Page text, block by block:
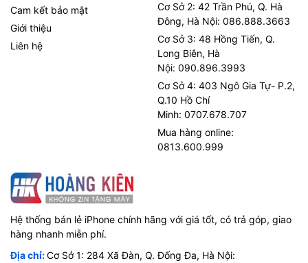
Cam kết bảo mật
Giới thiệu
Liên hệ
Cơ Sở 2: 42 Trần Phú, Q. Hà
Đông, Hà Nội: 086.888.3663
Cơ Sở 3: 48 Hồng Tiến, Q.
Long Biên, Hà
Nội: 090.896.3993
Cơ Sở 4: 403 Ngô Gia Tự- P.2,
Q.10 Hồ Chí
Minh: 0707.678.707
Mua hàng online:
0813.600.999
Hệ thống bán lẻ iPhone chính hãng với giá tốt, có trả góp, giao
hàng nhanh miễn phí.
Địa chỉ:Cơ Sở 1: 284 Xã Đàn, Q. Đống Đa, Hà Nội: